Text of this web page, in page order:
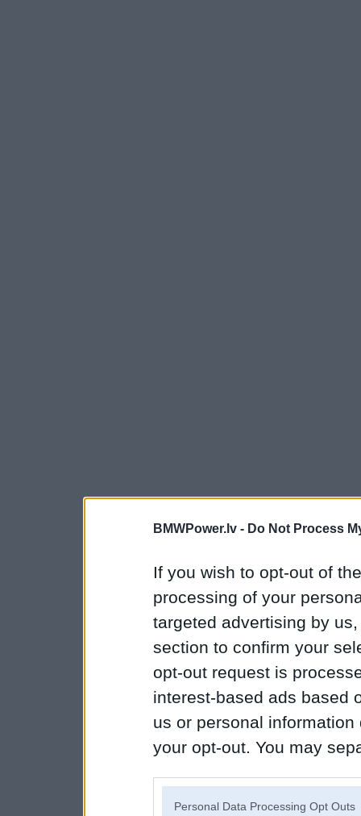
BMWPower.lv - Do Not Process
If you wish to opt-out of
processing of your
targeted advertising by
section to confirm your
opt-out request is
interest-based ads based
us or personal
your opt-out. You may
Personal Data Processing Opt Outs